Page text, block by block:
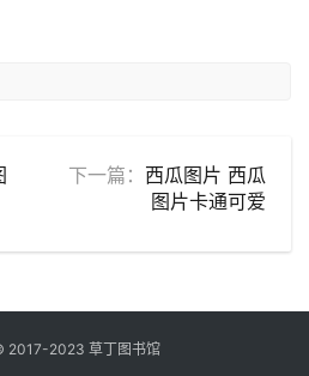
下一篇： 西瓜图片 西瓜
图片卡通可爱
2017-2023 草丁图书馆